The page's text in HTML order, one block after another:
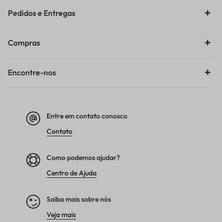
Pedidos e Entregas
Compras
Encontre-nos
Entre em contato conosco
Contato
Como podemos ajudar?
Centro de Ajuda
Saiba mais sobre nós
Veja mais